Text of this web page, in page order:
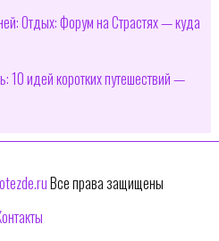
Отдых: Форум на Страстях — куда
10 идей коротких путешествий —
Все права защищены